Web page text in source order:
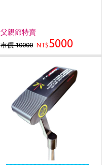
父親節特賣
市價 10000 NT$5000